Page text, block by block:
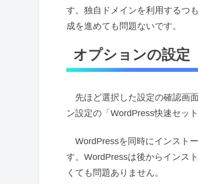
す。独自ドメインを利用するつ
成を進めても問題ないです。
オプションの設定
先ほど選択した設定の確認画
ン設定の「WordPress快速セッ
WordPressを同時にインスト
す。WordPressは後からインス
くても問題ありません。